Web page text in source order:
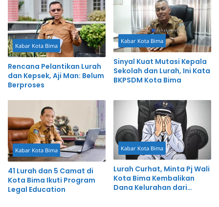
Kabar Kota Bima
Rencana Pelantikan Lurah
dan Kepsek, Aji Man: Belum
Berproses
Kabar Kota Bima
Sinyal Kuat Mutasi Kepala
Sekolah dan Lurah, Ini Kata
BKPSDM Kota Bima
Kabar Kota Bima
41 Lurah dan 5 Camat di
Kota Bima Ikuti Program
Legal Education
Kabar Kota Bima
Lurah Curhat, Minta Pj Wali
Kota Bima Kembalikan
Dana Kelurahan dari